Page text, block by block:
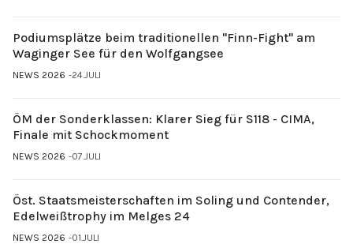
Podiumsplätze beim traditionellen "Finn-Fight" am
Waginger See für den Wolfgangsee
NEWS 2026 24.JULI
ÖM der Sonderklassen: Klarer Sieg für S118 - CIMA,
Finale mit Schockmoment
NEWS 2026 07.JULI
Öst. Staatsmeisterschaften im Soling und Contender,
Edelweißtrophy im Melges 24
NEWS 2026 01.JULI